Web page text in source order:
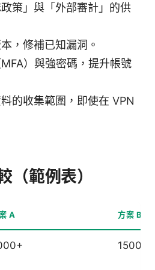
策」與「外部審計」的供
，修補已知漏洞。
）與強密碼，提升帳號
的收集範圍，即使在 VPN
（範例表）
A 方案 B
1500+